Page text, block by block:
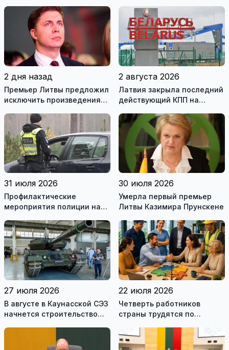
2 дня назад
Премьер Литвы предложил
исключить произведения
рекомендуемой
литературы
2 августа 2026
Латвия закрыла последний
действующий КПП на
31 июля 2026
Профилактические
мероприятия полиции на
30 июля 2026
Умерла первый премьер
Литвы Казимира Прунскене
27 июля 2026
В августе в Каунасской СЭЗ
начнется строительство
22 июля 2026
Четверть работников
страны трудятся по
это выгодно и
сотрудникам, и